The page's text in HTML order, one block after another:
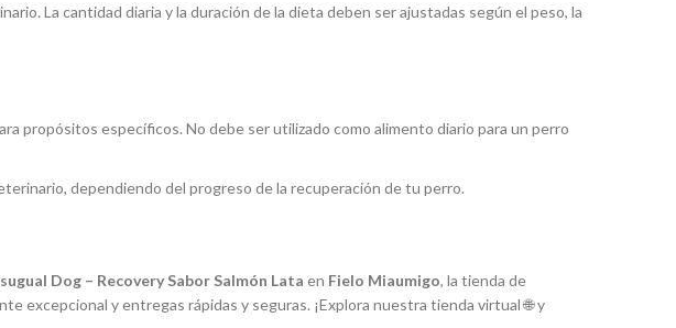
La cantidad diaria y la duración de la dieta deben ser ajustadas según el peso, la
propósitos específicos. No debe ser utilizado como alimento diario para un perro
dependiendo del progreso de la recuperación de tu perro.
Dog – Recovery Sabor Salmón Lata en Fielo Miaumigo, la tienda de
excepcional y entregas rápidas y seguras. ¡Explora nuestra tienda virtual 🌐 y